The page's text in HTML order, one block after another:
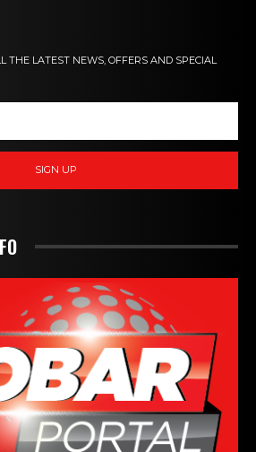
THE LATEST NEWS, OFFERS AND SPECIAL
SIGN UP